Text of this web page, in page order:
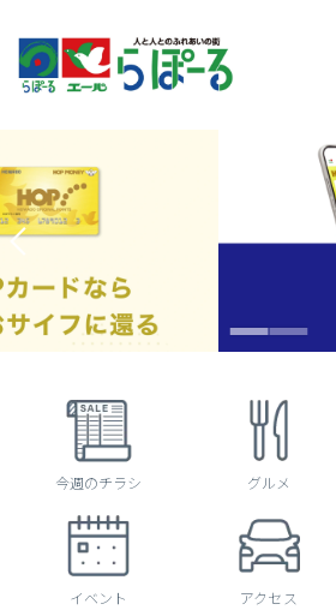
今週のチラシ グルメ
イベント アクセス